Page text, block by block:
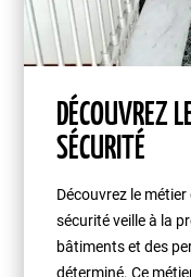
DÉCOUVREZ
SÉCURITÉ
Découvrez le
sécurité veille à la
bâtiments et des
déterminé. Ce